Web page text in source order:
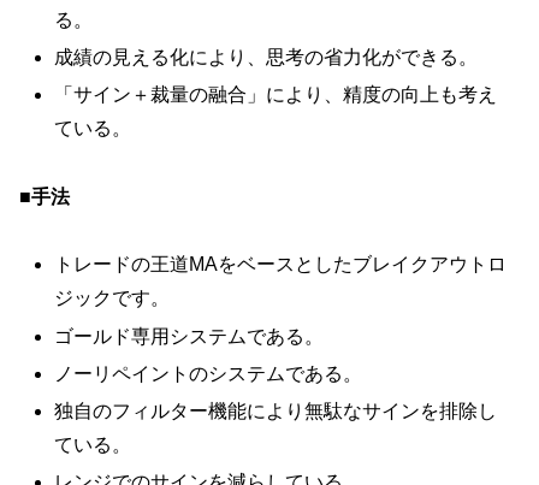
る。
成績の見える化により、思考の省力化ができる。
「サイン＋裁量の融合」により、精度の向上も考え
ている。
■手法
トレードの王道MAをベースとしたブレイクアウトロ
ジックです。
ゴールド専用システムである。
ノーリペイントのシステムである。
独自のフィルター機能により無駄なサインを排除し
ている。